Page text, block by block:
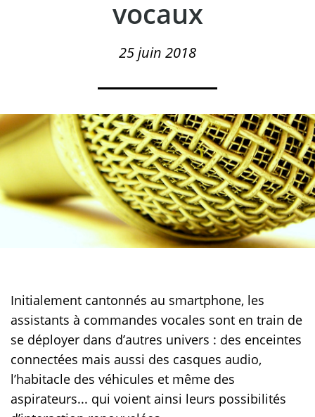
vocaux
25 juin 2018
Initialement cantonnés au smartphone, les
assistants à commandes vocales sont en train de
se déployer dans d’autres univers : des enceintes
connectées mais aussi des casques audio,
l’habitacle des véhicules et même des
aspirateurs... qui voient ainsi leurs possibilités